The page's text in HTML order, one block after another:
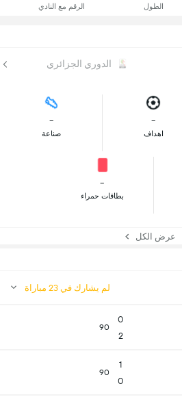
الطول الرقم مع النادي
الدوري الجزائري
-
اهداف
-
صناعة
-
بطاقات حمراء
عرض الكل
لم يشارك في 23 مباراة
0
2
90
1
0
90